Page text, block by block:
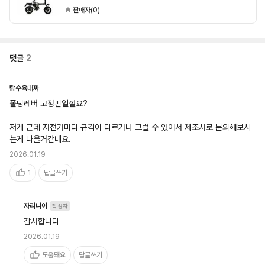
판매자(0)
댓글 2
탕수육대짜
폴딩레버 고정핀일껄요?
저게 근데 자전거마다 규격이 다르거나 그럴 수 있어서 제조사로 문의해보시
는게 나을거같네요.
2026.01.19
1 답글쓰기
자리니이 작성자
감사합니다
2026.01.19
도움돼요 답글쓰기